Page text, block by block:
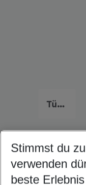
Türkei Familienurlaub
Quicklinks
Flug & Hotel
Stimmst du
verwenden
beste